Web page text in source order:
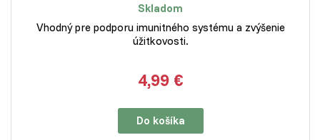
Skladom
Vhodný pre podporu imunitného systému a zvýšenie
úžitkovosti.
4,99 €
Do košíka